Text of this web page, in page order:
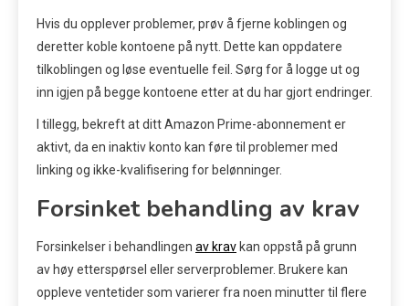
Hvis du opplever problemer, prøv å fjerne koblingen og
deretter koble kontoene på nytt. Dette kan oppdatere
tilkoblingen og løse eventuelle feil. Sørg for å logge ut og
inn igjen på begge kontoene etter at du har gjort endringer.
I tillegg, bekreft at ditt Amazon Prime-abonnement er
aktivt, da en inaktiv konto kan føre til problemer med
linking og ikke-kvalifisering for belønninger.
Forsinket behandling av krav
Forsinkelser i behandlingen av krav kan oppstå på grunn
av høy etterspørsel eller serverproblemer. Brukere kan
oppleve ventetider som varierer fra noen minutter til flere